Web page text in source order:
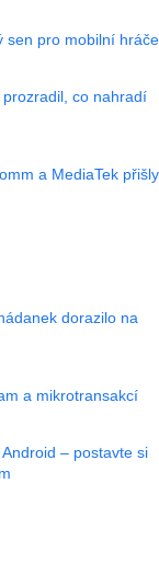
sen pro mobilní hráče
co nahradí
a MediaTek přišly
dorazilo na
a mikrotransakcí
– postavte si